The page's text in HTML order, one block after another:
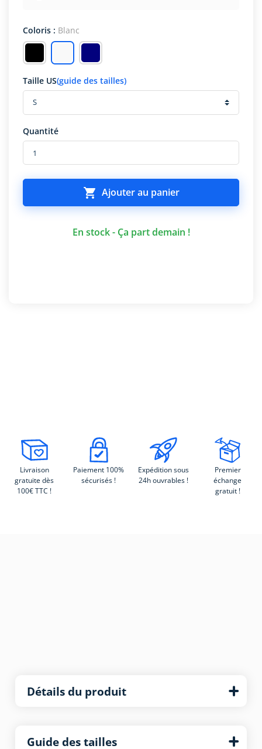
Coloris : Blanc
Taille US(guide des tailles)
Quantité
 Ajouter au panier
En stock - Ça part demain !
Livraison
gratuite dès
100€ TTC !
Paiement 100%
sécurisés !
Expédition sous
24h ouvrables !
Premier
échange
gratuit !
Détails du produit
Guide des tailles